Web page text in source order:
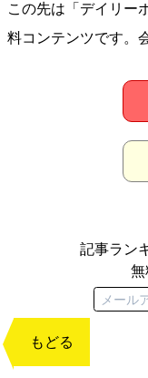
この先は「デイリー
料コンテンツです。
記事ラン
無
もどる